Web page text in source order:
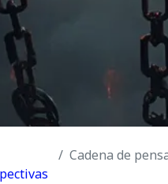
Cadena de